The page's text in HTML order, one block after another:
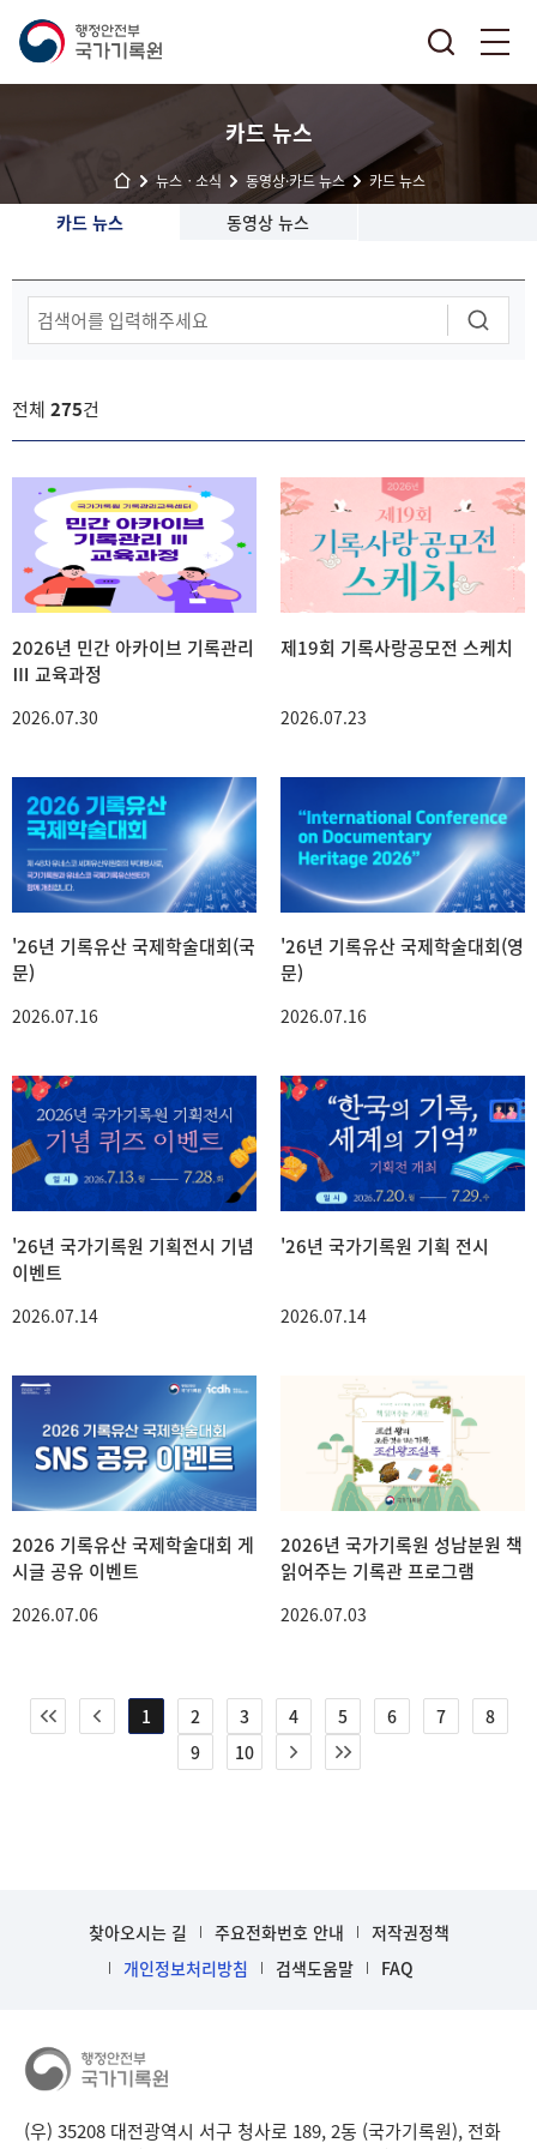
카드 뉴스
뉴스ㆍ소식 동영상·카드 뉴스 카드 뉴스
카드 뉴스 동영상 뉴스
동
상
스
게
물
전체 275건
2026년 민간 아카이브 기록관리
Ⅲ 교육과정
2026.07.30
제19회 기록사랑공모전 스케치
2026.07.23
'26년 기록유산 국제학술대회(국
문)
2026.07.16
'26년 기록유산 국제학술대회(영
문)
2026.07.16
'26년 국가기록원 기획전시 기념
이벤트
2026.07.14
'26년 국가기록원 기획 전시
2026.07.14
2026 기록유산 국제학술대회 게
시글 공유 이벤트
2026.07.06
2026년 국가기록원 성남분원 책
읽어주는 기록관 프로그램
2026.07.03
1 2 3 4 5 6 7
8
9
10
찾아오시는 길 주요전화번호 안내
저작권정책
개인정보처리방침
검색도움말 FAQ
(우) 35208 대전광역시 서구 청사로 189, 2동 (국가기록원), 전화